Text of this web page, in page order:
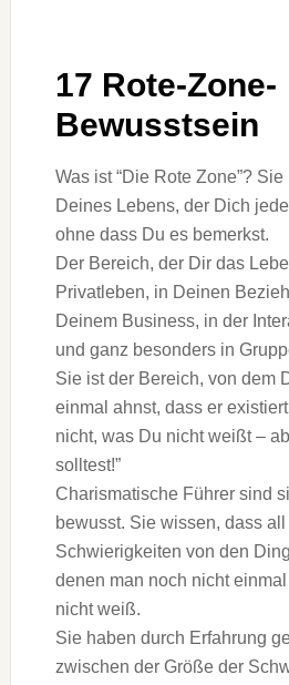
17 Rote-Zone-
Bewusstsein
Was ist “Die Rote Zone”?
Deines Lebens, der Dich
ohne dass Du es bemerkst.
Der Bereich, der Dir das
Privatleben, in Deinen
Deinem Business, in der
und ganz besonders in
Sie ist der Bereich, von dem
einmal ahnst, dass er
nicht, was Du nicht weißt –
solltest!”
Charismatische Führer sind
bewusst. Sie wissen, dass
Schwierigkeiten von den
denen man noch nicht
nicht weiß.
Sie haben durch Erfahrung
zwischen der Größe der